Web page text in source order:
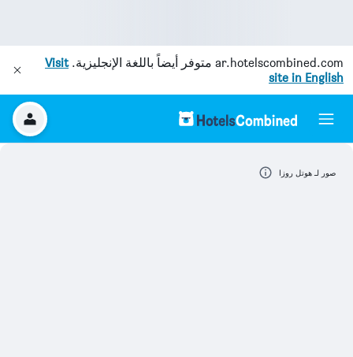
ar.hotelscombined.com متوفر أيضاً باللغة الإنجليزية.Visit
site in English
صور لـ هوتل روزا